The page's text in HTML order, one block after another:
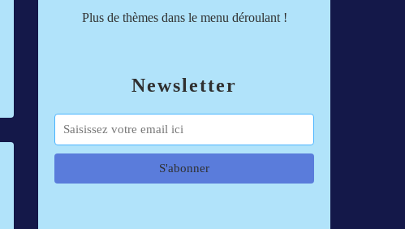
Newsletter
Plus de thèmes dans le menu déroulant !